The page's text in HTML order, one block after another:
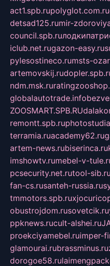
act1.spb.rupolyglot.com.ru
detsad125.rumir-
council.spb.ru
iclub.net.rugazon-easy.ru
pylesostineco.rumsts-
artemovskij.ru
ndm.msk.ru
globalautotrade.info
ZOOSMART.SPB.RU
remontt.spb.ru
terramia.ruacademy62.ru
artem-news.rubiserinca.ru
imshowtv.rumebel-v-
pcsecurity.net.rutool-sib.ru
fan-cs.rusanteh-russia.ru
tmmotors.spb.ru
obustrojdom.rusovetcik.ru
ppknews.rucult-alshei.ru
proekciyamebel.ruimper-
glamourai.rubrassminus.ru
dorogoe58.ru